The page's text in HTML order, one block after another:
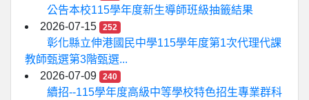
公告本校115學年度新生導師班級抽籤結果
2026-07-15
252
彰化縣立伸港國民中學115學年度第1次代理代課
教師甄選第3階甄選...
2026-07-09
240
續招--115學年度高級中等學校特色招生專業群科